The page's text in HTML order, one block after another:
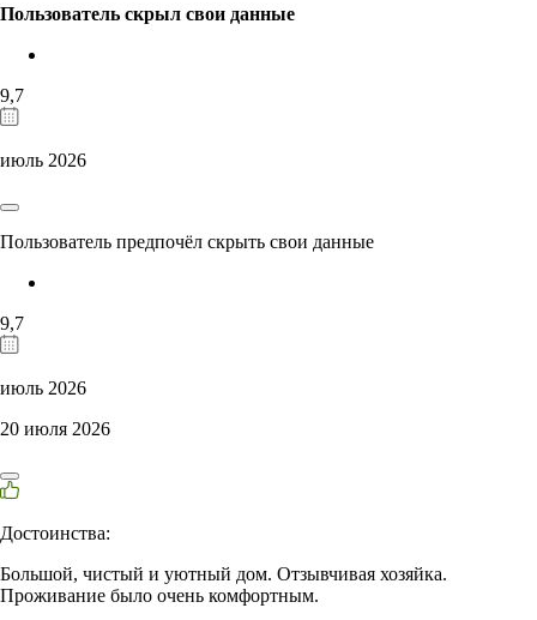
Пользователь скрыл свои данные
9,7
июль 2026
Пользователь предпочёл скрыть свои данные
9,7
июль 2026
20 июля 2026
Достоинства:
Большой, чистый и уютный дом. Отзывчивая хозяйка.
Проживание было очень комфортным.